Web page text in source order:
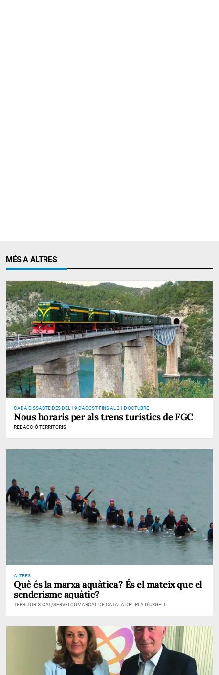
MÉS A ALTRES
CADA DISSABTE DES DEL 19 D'AGOST FINS AL 21 D'OCTUBRE
Nous horaris per als trens turístics de FGC
REDACCIÓ TERRITORIS
ALTRES
Què és la marxa aquàtica? És el mateix que el
senderisme aquàtic?
TERRITORIS.CAT/SERVEI COMARCAL DE CATALÀ DEL PLA D'URGELL